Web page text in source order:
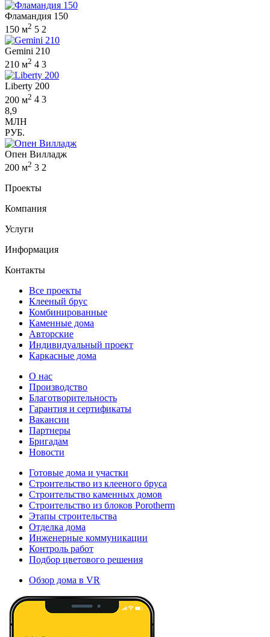
Фламандия 150
150 м2 5 2
Gemini 210
210 м2 4 3
Liberty 200
200 м2 4 3
8,9
МЛН
РУБ.
Опен Вилладж
200 м2 3 2
Проекты
Компания
Услуги
Информация
Контакты
Все проекты
Клееный брус
Комбинированные
Каменные дома
Авторские
Индивидуальный проект
Каркасные дома
О нас
Производство
Благотворительность
Гарантия и сертификаты
Вакансии
Партнеры
Бригадам
Новости
Готовые дома и участки
Строительство из клееного бруса
Строительство каменных домов
Строительство из блоков Porotherm
Этапы строительства
Отделка дома
Инженерные коммуникации
Контроль работ
Подбор цветового решения
Обзор дома в VR